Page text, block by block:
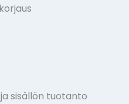
sisällön tuotanto